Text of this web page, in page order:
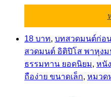
18 บาท, บทสวดมนต์ก่อ
สวดมนต์ อิติปิโส พาหุงม
ธรรมทาน ยอดนิยม, หนั
ถือง่าย ขนาดเล็ก, หมวด